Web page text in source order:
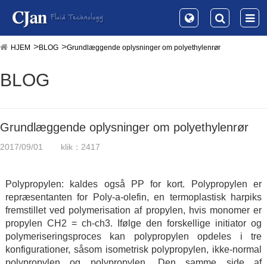
HJEM BLOG Grundlæggende oplysninger om polyethylenrør
BLOG
Grundlæggende oplysninger om polyethylenrør
2017/09/01 klik：2417
Polypropylen: kaldes også PP for kort. Polypropylen er
repræsentanten for Poly-a-olefin, en termoplastisk harpiks
fremstillet ved polymerisation af propylen, hvis monomer er
propylen CH2 = ch-ch3. Ifølge den forskellige initiator og
polymeriseringsproces kan polypropylen opdeles i tre
konfigurationer, såsom isometrisk polypropylen, ikke-normal